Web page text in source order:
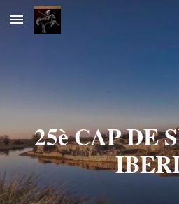
Skip to main content
25è CAP DE